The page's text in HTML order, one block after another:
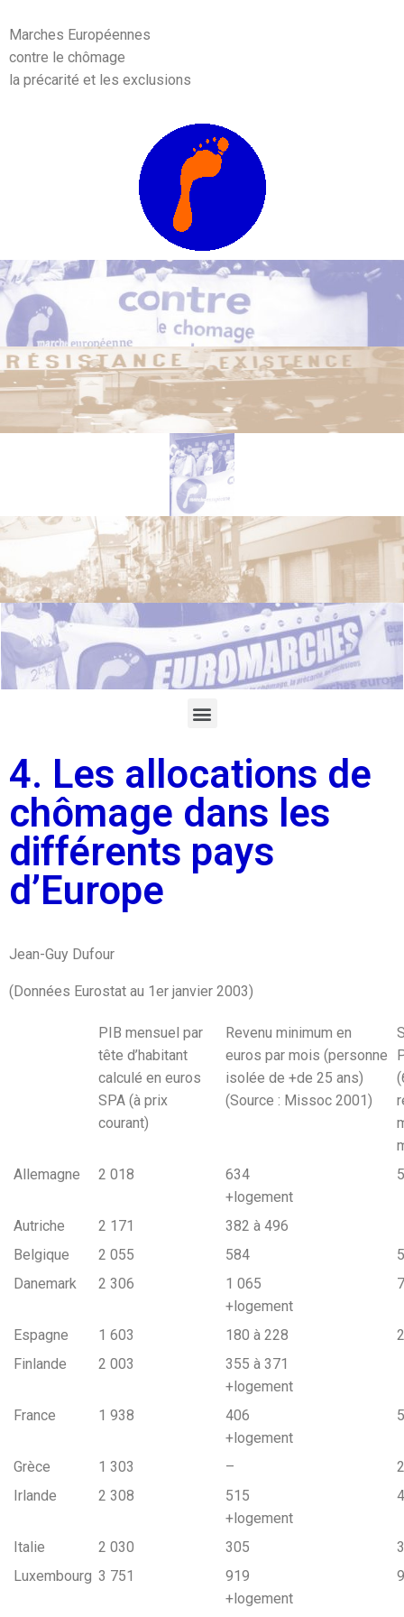
Marches Européennes
contre le chômage
la précarité et les exclusions
4. Les allocations de
chômage dans les
différents pays
d’Europe
Jean-Guy Dufour
(Données Eurostat au 1er janvier 2003)
PIB mensuel par
tête d’habitant
calculé en euros
SPA (à prix
courant)
Revenu minimum en
euros par mois (personne
isolée de +de 25 ans)
(Source : Missoc 2001)
Allemagne
2 018
634
+logement
Autriche 2 171
382 à 496
Belgique
2 055 584
Danemark
2 306
1 065
+logement
Espagne 1 603 180 à 228
Finlande
2 003
355 à 371
+logement
France
1 938
406
+logement
Grèce 1 303 –
Irlande
2 308
515
+logement
Italie 2 030 305
Luxembourg 3 751
919
+logement